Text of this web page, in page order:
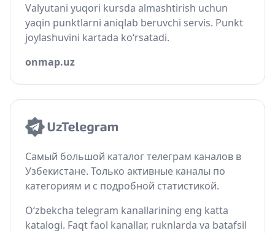
Valyutani yuqori kursda almashtirish uchun
yaqin punktlarni aniqlab beruvchi servis. Punkt
joylashuvini kartada ko‘rsatadi.
onmap.uz
Самый большой каталог телеграм каналов в
Узбекистане. Только активные каналы по
категориям и с подробной статистикой.
O‘zbekcha telegram kanallarining eng katta
katalogi. Faqt faol kanallar, ruknlarda va batafsil